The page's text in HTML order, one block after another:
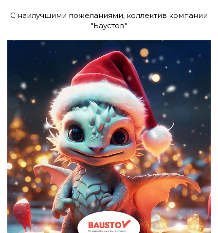
С наилучшими пожеланиями, коллектив компании
"Баустов"